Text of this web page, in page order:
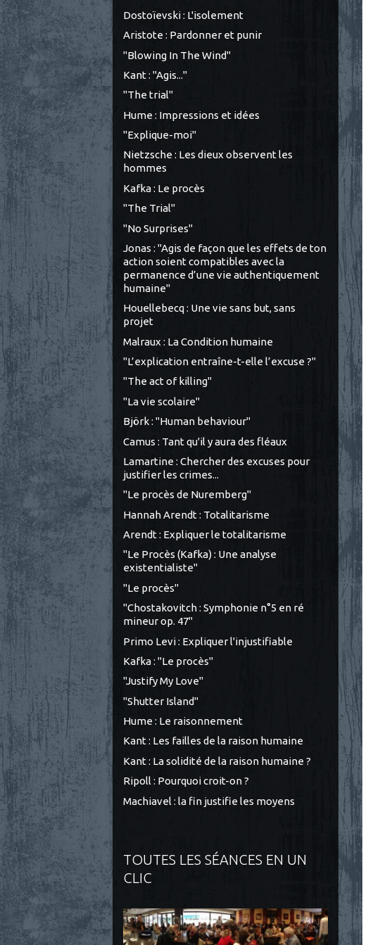
Dostoïevski : L'isolement
Aristote : Pardonner et punir
"Blowing In The Wind"
Kant : "Agis..."
"The trial"
Hume : Impressions et idées
"Explique-moi"
Nietzsche : Les dieux observent les
hommes
Kafka : Le procès
"The Trial"
"No Surprises"
Jonas : "Agis de façon que les effets de ton
action soient compatibles avec la
permanence d’une vie authentiquement
humaine"
Houellebecq : Une vie sans but, sans
projet
Malraux : La Condition humaine
"L’explication entraîne-t-elle l’excuse ?"
"The act of killing"
"La vie scolaire"
Björk : "Human behaviour"
Camus : Tant qu'il y aura des fléaux
Lamartine : Chercher des excuses pour
justifier les crimes...
"Le procès de Nuremberg"
Hannah Arendt : Totalitarisme
Arendt : Expliquer le totalitarisme
"Le Procès (Kafka) : Une analyse
existentialiste"
"Le procès"
"Chostakovitch : Symphonie n°5 en ré
mineur op. 47"
Primo Levi : Expliquer l'injustifiable
Kafka : "Le procès"
"Justify My Love"
"Shutter Island"
Hume : Le raisonnement
Kant : Les failles de la raison humaine
Kant : La solidité de la raison humaine ?
Ripoll : Pourquoi croit-on ?
Machiavel : la fin justifie les moyens
TOUTES LES SÉANCES EN UN
CLIC